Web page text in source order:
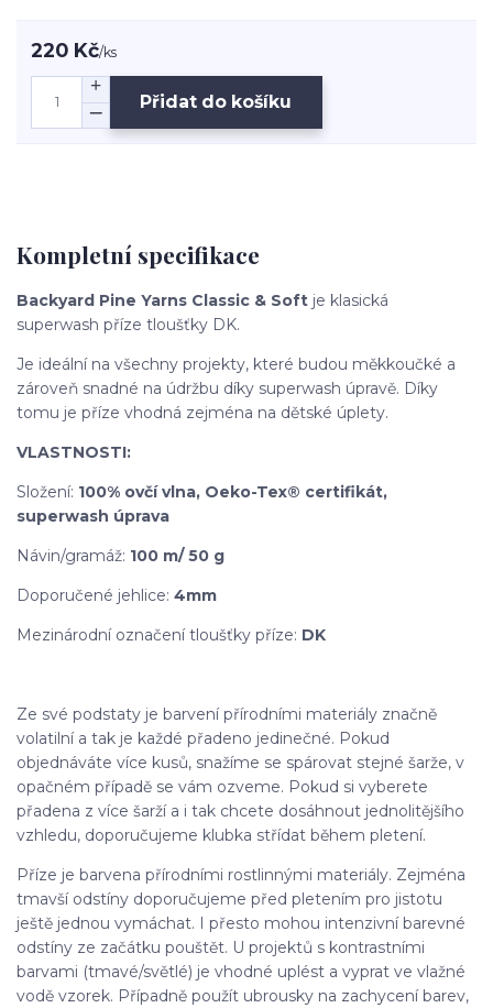
220 Kč/ks
Přidat do košíku
Kompletní specifikace
Backyard Pine Yarns Classic & Soft je klasická
superwash příze tloušťky DK.
Je ideální na všechny projekty, které budou měkkoučké a
zároveň snadné na údržbu díky superwash úpravě. Díky
tomu je příze vhodná zejména na dětské úplety.
VLASTNOSTI:
Složení: 100% ovčí vlna, Oeko-Tex® certifikát,
superwash úprava
Návin/gramáž: 100 m/ 50 g
Doporučené jehlice: 4mm
Mezinárodní označení tloušťky příze: DK
Ze své podstaty je barvení přírodními materiály značně
volatilní a tak je každé přadeno jedinečné. Pokud
objednáváte více kusů, snažíme se spárovat stejné šarže, v
opačném případě se vám ozveme. Pokud si vyberete
přadena z více šarží a i tak chcete dosáhnout jednolitějšího
vzhledu, doporučujeme klubka střídat během pletení.
Příze je barvena přírodními rostlinnými materiály. Zejména
tmavší odstíny doporučujeme před pletením pro jistotu
ještě jednou vymáchat. I přesto mohou intenzivní barevné
odstíny ze začátku pouštět. U projektů s kontrastními
barvami (tmavé/světlé) je vhodné uplést a vyprat ve vlažné
vodě vzorek. Případně použít ubrousky na zachycení barev,